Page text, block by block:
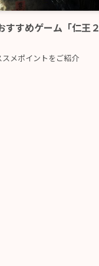
すめゲーム「仁王
スメポイントをご紹介